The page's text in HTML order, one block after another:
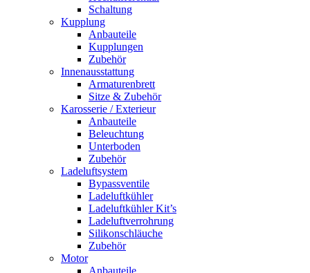
Schaltung
Kupplung
Anbauteile
Kupplungen
Zubehör
Innenausstattung
Armaturenbrett
Sitze & Zubehör
Karosserie / Exterieur
Anbauteile
Beleuchtung
Unterboden
Zubehör
Ladeluftsystem
Bypassventile
Ladeluftkühler
Ladeluftkühler Kit’s
Ladeluftverrohrung
Silikonschläuche
Zubehör
Motor
Anbauteile